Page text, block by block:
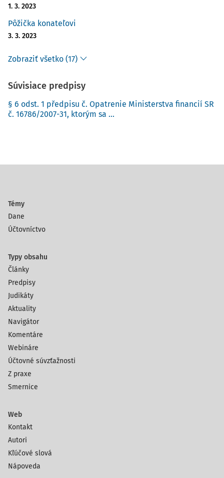
1. 3. 2023
Pôžička konateľovi
3. 3. 2023
Zobraziť všetko (17)
Súvisiace predpisy
§ 6 odst. 1 předpisu č. Opatrenie Ministerstva financií SR
č. 16786/2007-31, ktorým sa ...
Témy
Dane
Účtovníctvo
Typy obsahu
Články
Predpisy
Judikáty
Aktuality
Navigátor
Komentáre
Webináre
Účtovné súvzťažnosti
Z praxe
Smernice
Web
Kontakt
Autori
Kľúčové slová
Nápoveda